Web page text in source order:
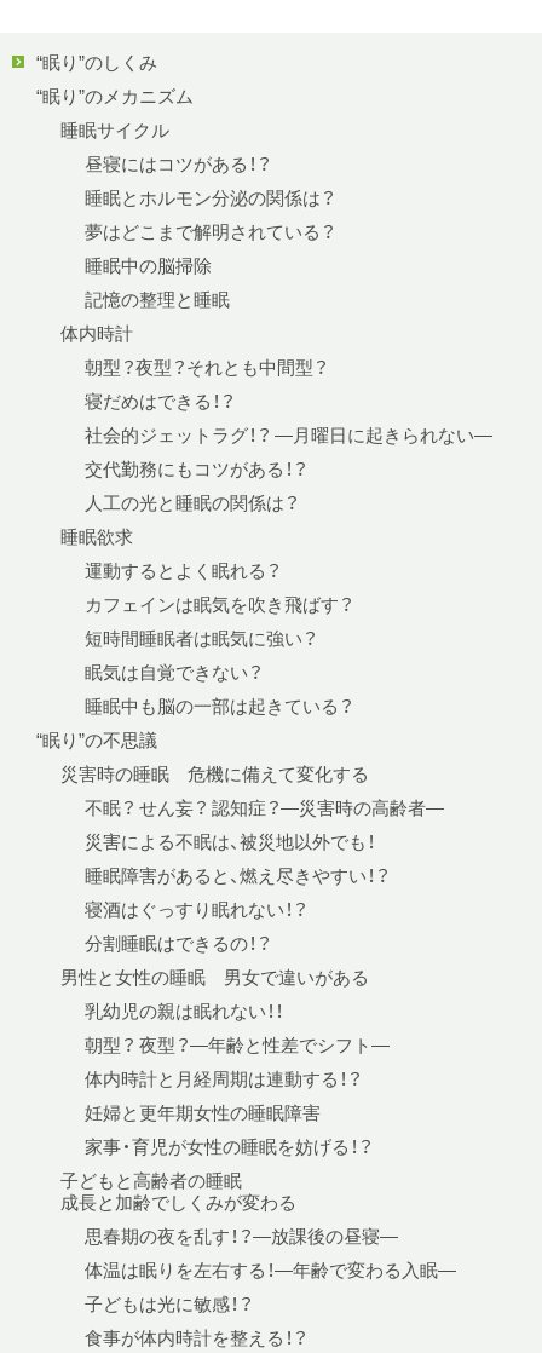
“眠り”のしくみ
“眠り”のメカニズム
睡眠サイクル
昼寝にはコツがある！？
睡眠とホルモン分泌の関係は？
夢はどこまで解明されている？
睡眠中の脳掃除
記憶の整理と睡眠
体内時計
朝型？夜型？それとも中間型？
寝だめはできる！？
社会的ジェットラグ！？ —月曜日に起きられない—
交代勤務にもコツがある！？
人工の光と睡眠の関係は？
睡眠欲求
運動するとよく眠れる？
カフェインは眠気を吹き飛ばす？
短時間睡眠者は眠気に強い？
眠気は自覚できない？
睡眠中も脳の一部は起きている？
“眠り”の不思議
災害時の睡眠 危機に備えて変化する
不眠？ せん妄？ 認知症？—災害時の高齢者—
災害による不眠は、被災地以外でも！
睡眠障害があると、燃え尽きやすい！？
寝酒はぐっすり眠れない！？
分割睡眠はできるの！？
男性と女性の睡眠 男女で違いがある
乳幼児の親は眠れない！！
朝型？ 夜型？—年齢と性差でシフト—
体内時計と月経周期は連動する！？
妊婦と更年期女性の睡眠障害
家事・育児が女性の睡眠を妨げる！？
子どもと高齢者の睡眠
成長と加齢でしくみが変わる
思春期の夜を乱す！？—放課後の昼寝—
体温は眠りを左右する！—年齢で変わる入眠—
子どもは光に敏感！？
食事が体内時計を整える！？